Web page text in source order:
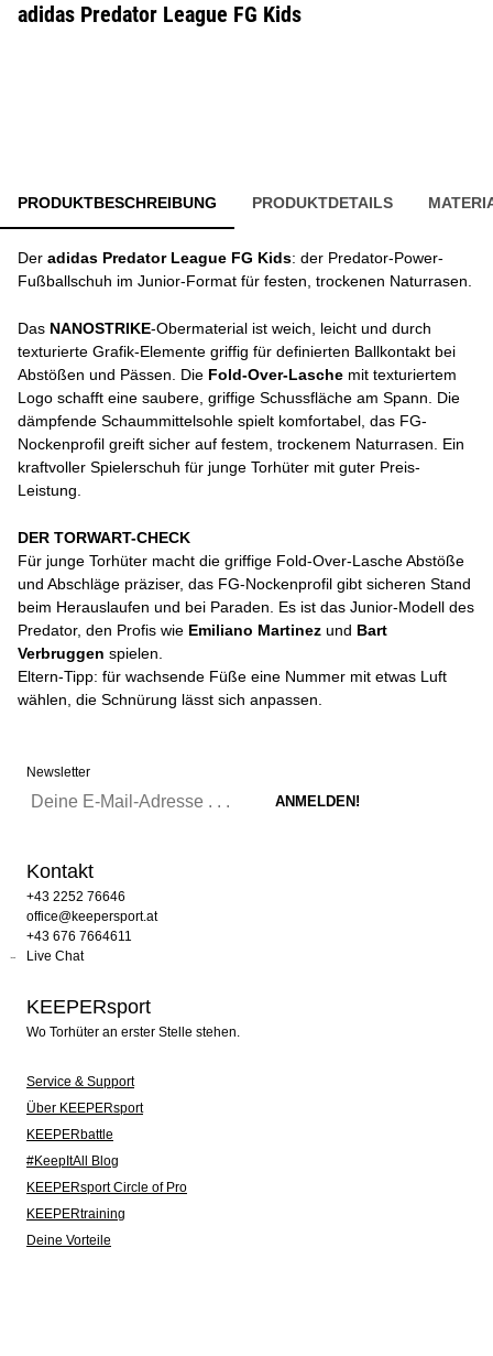
adidas Predator League FG Kids
PRODUKTBESCHREIBUNG PRODUKTDETAILS
Der adidas Predator League FG Kids: der Predator-Power-
Fußballschuh im Junior-Format für festen, trockenen Naturrasen.
Das NANOSTRIKE-Obermaterial ist weich, leicht und durch
texturierte Grafik-Elemente griffig für definierten Ballkontakt bei
Abstößen und Pässen. Die Fold-Over-Lasche mit texturiertem
Logo schafft eine saubere, griffige Schussfläche am Spann. Die
dämpfende Schaummittelsohle spielt komfortabel, das FG-
Nockenprofil greift sicher auf festem, trockenem Naturrasen. Ein
kraftvoller Spielerschuh für junge Torhüter mit guter Preis-
Leistung.
DER TORWART-CHECK
Für junge Torhüter macht die griffige Fold-Over-Lasche Abstöße
und Abschläge präziser, das FG-Nockenprofil gibt sicheren Stand
beim Herauslaufen und bei Paraden. Es ist das Junior-Modell des
Predator, den Profis wie Emiliano Martinez und Bart
Verbruggen spielen.
Eltern-Tipp: für wachsende Füße eine Nummer mit etwas Luft
wählen, die Schnürung lässt sich anpassen.
Newsletter
Kontakt
+43 2252 76646
office@keepersport.at
+43 676 7664611
Live Chat
KEEPERsport
Wo Torhüter an erster Stelle stehen.
Service & Support
Über KEEPERsport
KEEPERbattle
#KeepItAll Blog
KEEPERsport Circle of Pro
KEEPERtraining
Deine Vorteile